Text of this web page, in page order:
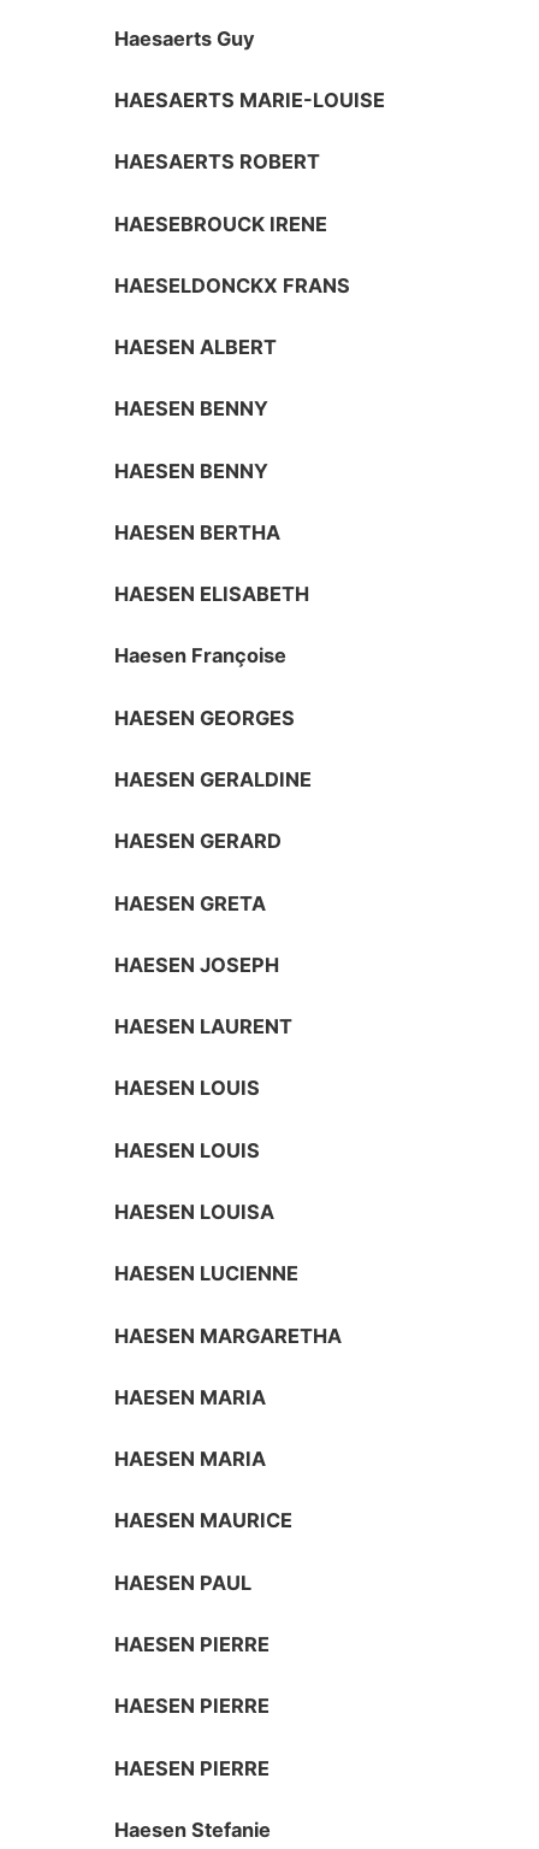
Haesaerts Guy
HAESAERTS MARIE-LOUISE
HAESAERTS ROBERT
HAESEBROUCK IRENE
HAESELDONCKX FRANS
HAESEN ALBERT
HAESEN BENNY
HAESEN BENNY
HAESEN BERTHA
HAESEN ELISABETH
Haesen Françoise
HAESEN GEORGES
HAESEN GERALDINE
HAESEN GERARD
HAESEN GRETA
HAESEN JOSEPH
HAESEN LAURENT
HAESEN LOUIS
HAESEN LOUIS
HAESEN LOUISA
HAESEN LUCIENNE
HAESEN MARGARETHA
HAESEN MARIA
HAESEN MARIA
HAESEN MAURICE
HAESEN PAUL
HAESEN PIERRE
HAESEN PIERRE
HAESEN PIERRE
Haesen Stefanie